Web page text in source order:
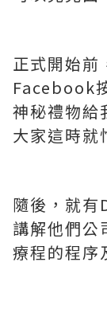
正式開始
Facebook
神秘禮物給
大家這時就
隨後，就
講解他們公
療程的程序